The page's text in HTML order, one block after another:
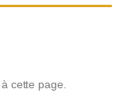
cette page.